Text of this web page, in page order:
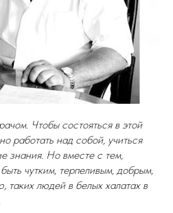
Чтобы состояться в этой
работать над собой, учиться
знания. Но вместе с тем,
чутким, терпеливым, добрым,
таких людей в белых халатах в